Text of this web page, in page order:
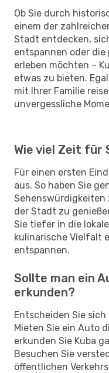
Ob Sie durch
einem der
Stadt entdecken,
entspannen oder
erleben möchten –
etwas zu bieten.
mit Ihrer Familie
unvergessliche
Wie viel Zeit für
Für einen ersten
aus. So haben Sie
Sehenswürdigkeiten
der Stadt zu
Sie tiefer in die
kulinarische Vielfalt
entspannen.
Sollte man ein
erkunden?
Entscheiden Sie
Mieten Sie ein Auto
erkunden Sie Kuba
Besuchen Sie
öffentlichen